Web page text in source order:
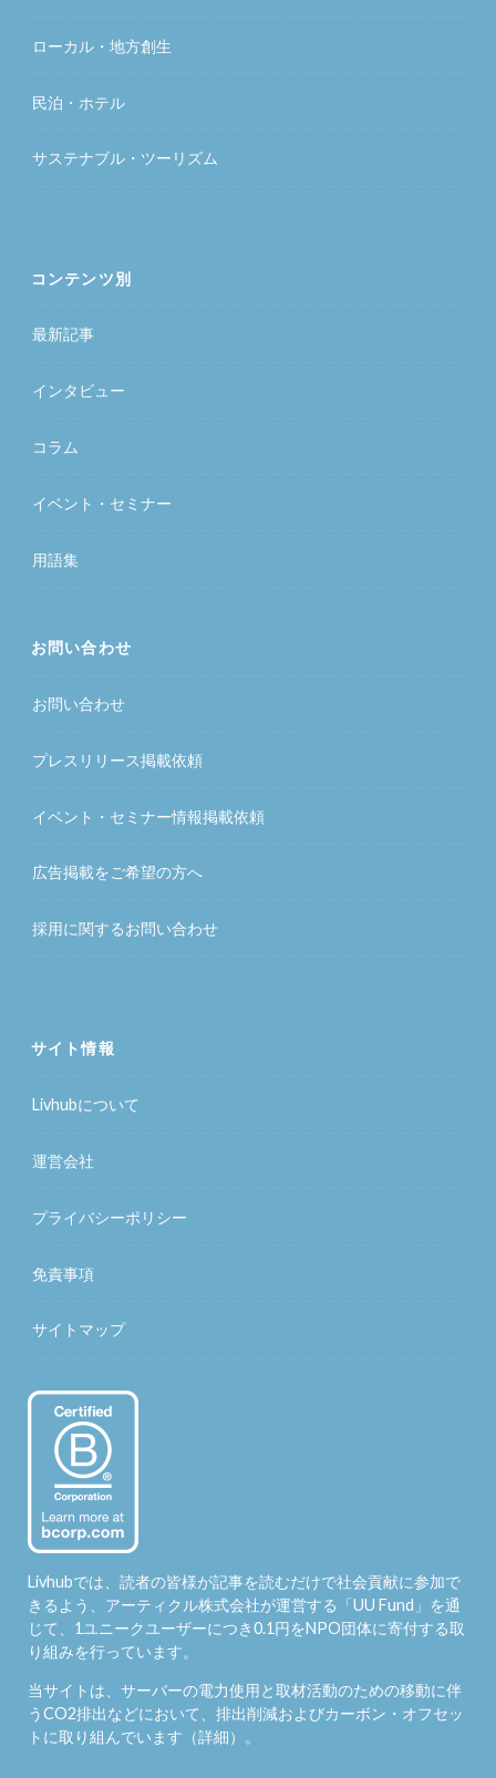
ローカル・地方創生
民泊・ホテル
サステナブル・ツーリズム
コンテンツ別
最新記事
インタビュー
コラム
イベント・セミナー
用語集
お問い合わせ
お問い合わせ
プレスリリース掲載依頼
イベント・セミナー情報掲載依頼
広告掲載をご希望の方へ
採用に関するお問い合わせ
サイト情報
Livhubについて
運営会社
プライバシーポリシー
免責事項
サイトマップ
Livhubでは、読者の皆様が記事を読むだけで社会貢献に参加で
きるよう、アーティクル株式会社が運営する「UU Fund 」を通
じて、1ユニークユーザーにつき0.1円をNPO団体に寄付する取
り組みを行っています。
当サイトは、サーバーの電力使用と取材活動のための移動に伴
うCO2排出などにおいて、排出削減およびカーボン・オフセッ
トに取り組んでいます（詳細）。